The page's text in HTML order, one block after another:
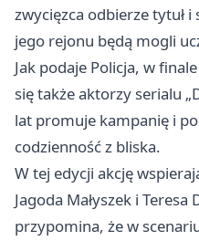
zwycięzca odbierze tytuł
jego rejonu będą mogli
Jak podaje Policja, w
się także aktorzy serialu
lat promuje kampanię i
codzienność z bliska.
W tej edycji akcję
Jagoda Małyszek i Teresa
przypomina, że w